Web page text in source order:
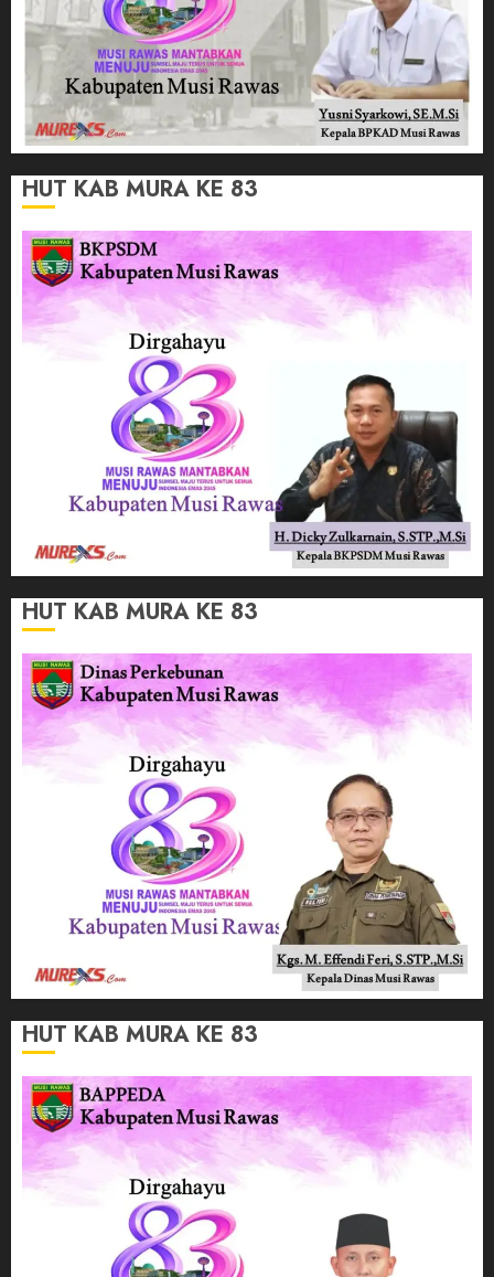
HUT KAB MURA KE 83
HUT KAB MURA KE 83
HUT KAB MURA KE 83